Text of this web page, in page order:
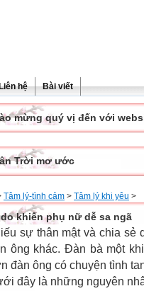
hệ Bài viết
mừng quý vị đến với
Trời mơ ước
Tâm lý-tình cảm > Tâm lý khi yêu >
khiến phụ nữ dễ sa ngã
sự thân mật và chia sẻ
ông khác. Đàn bà một
đàn ông có chuyện tình
đây là những nguyên